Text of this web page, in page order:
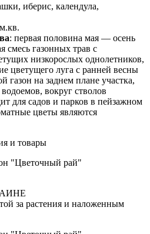
иберис, календула,
: первая половина мая — осень
смесь газонных трав с
низкорослых однолетников,
цветущего луга с ранней весны
газон на заднем плане участка,
вокруг стволов
для садов и парков в пейзажном
цветы являются
и товары
за растения и наложенным